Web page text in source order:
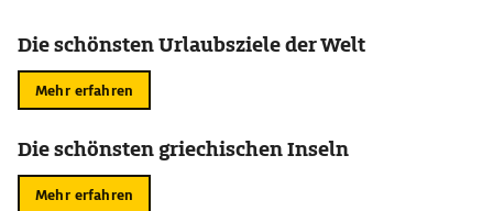
Die schönsten Urlaubsziele der Welt
Mehr erfahren
Die schönsten griechischen Inseln
Mehr erfahren